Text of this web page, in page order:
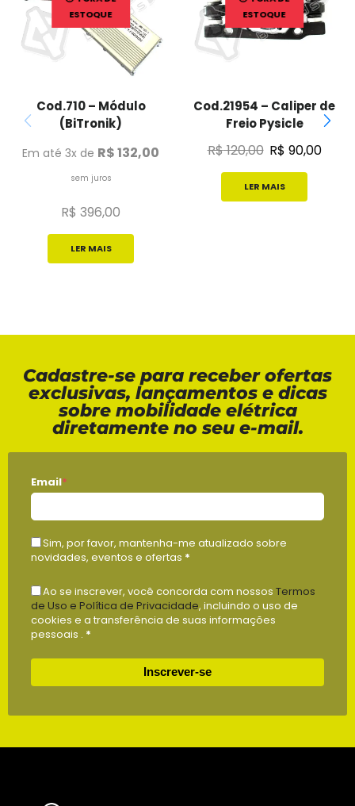
ESTOQUE
Cod.710 – Módulo
(BiTronik)
Em até 3x de R$132,00
sem juros
R$ 396,00
LER MAIS
ESTOQUE
Cod.21954 – Caliper de
Freio Pysicle
R$120,00 R$ 90,00
LER MAIS
Cadastre-se para receber ofertas
exclusivas, lançamentos e dicas
sobre mobilidade elétrica
diretamente no seu e-mail.
Email*
Sim, por favor, mantenha-me atualizado sobre
novidades, eventos e ofertas *
Ao se inscrever, você concorda com nossos Termos
de Uso e Política de Privacidade, incluindo o uso de
cookies e a transferência de suas informações
pessoais . *
Inscrever-se